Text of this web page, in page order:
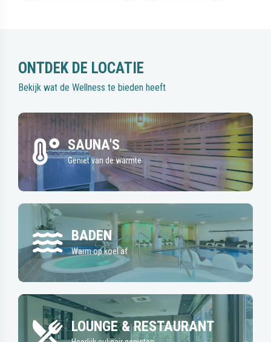
Bekijk wat de Wellness te bieden heeft
SAUNA'S
Geniet van de warmte
BADEN
Warm op koel af
LOUNGE & RESTAURANT
Heerlijk culinair genieten